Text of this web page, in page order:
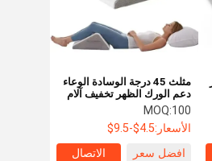
مثلث 45 درجة الوسادة الوعاء
دعم الورك الظهر تخفيف آلام
بعد الجراحة
MOQ:100
الأسعار:4.5$-9.5$
افضل سعر
الاتصال